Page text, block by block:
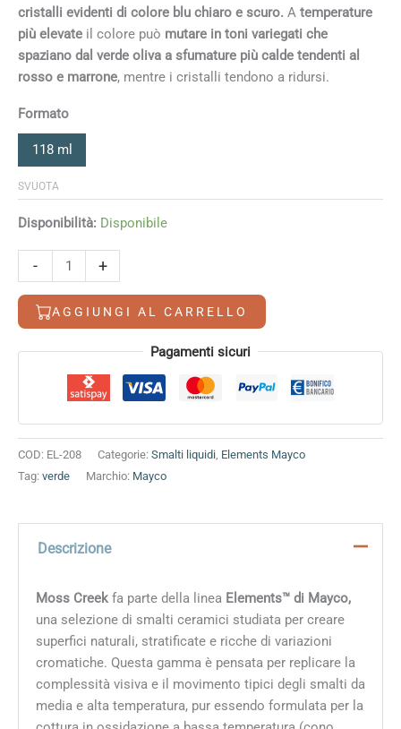
cristalli evidenti di colore blu chiaro e scuro. A temperature
più elevate il colore può mutare in toni variegati che
spaziano dal verde oliva a sfumature più calde tendenti al
rosso e marrone, mentre i cristalli tendono a ridursi.
Formato
118 ml
SVUOTA
Disponibilità: Disponibile
-
Creek
quantità
+
AGGIUNGI AL CARRELLO
Alternative: Pagamenti sicuri
COD: EL-208 Categorie: Smalti liquidi, Elements Mayco
Tag: verde Marchio: Mayco
Descrizione
Moss Creekfa parte della linea Elements™ di Mayco,
una selezione di smalti ceramici studiata per creare
superfici naturali, stratificate e ricche di variazioni
cromatiche. Questa gamma è pensata per replicare la
complessità visiva e il movimento tipici degli smalti da
media e alta temperatura, pur essendo formulata per la